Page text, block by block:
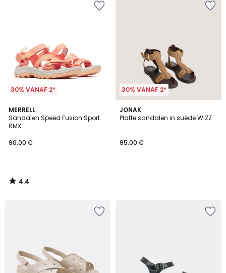
30% VANAF 2*
MERRELL
Sandalen Speed Fusion Sport
RMX
90.00 €
4.4
/ 5
4.4
/
30% VANAF 2*
JONAK
Platte sandalen in suède WIZZ
95.00 €